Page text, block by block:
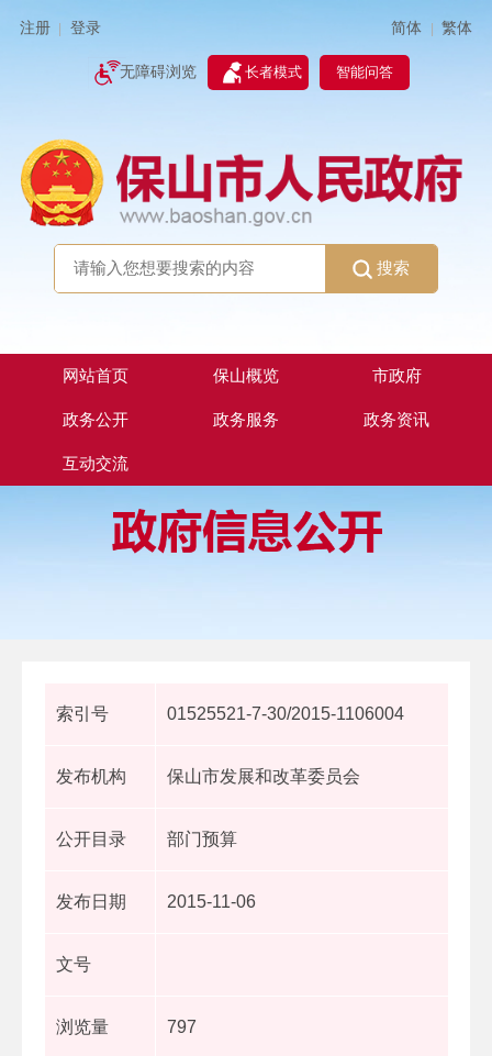
注册 登录 简体 | 繁体
无障碍浏览 长者模式 智能问答
搜索
网站首页 保山概览 市政府
政务公开 政务服务 政务资讯
互动交流
索引号 01525521-7-30/2015-1106004
发布机构 保山市发展和改革委员会
公开目录 部门预算
发布日期 2015-11-06
文号
浏览量 797